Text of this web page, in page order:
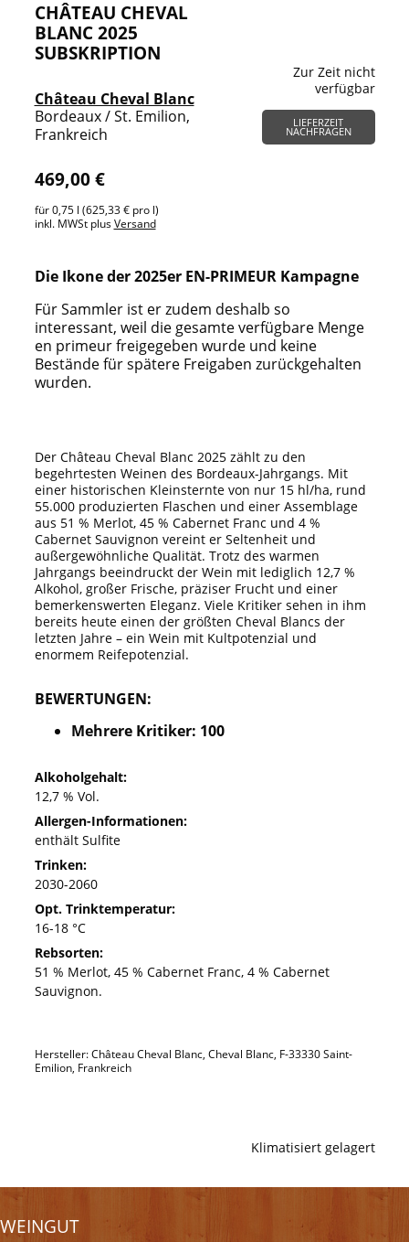
CHÂTEAU CHEVAL
BLANC 2025
SUBSKRIPTION
Château Cheval Blanc
Bordeaux / St. Emilion,
Frankreich
469,00 €
für 0,75 l (625,33 € pro l)
inkl. MWSt plusVersand
Zur Zeit nicht
verfügbar
LIEFERZEIT
NACHFRAGEN
Die Ikone der 2025er EN-PRIMEUR Kampagne
Für Sammler ist er zudem deshalb so
interessant, weil die gesamte verfügbare Menge
en primeur freigegeben wurde und keine
Bestände für spätere Freigaben zurückgehalten
wurden.
Der Château Cheval Blanc 2025 zählt zu den
begehrtesten Weinen des Bordeaux-Jahrgangs. Mit
einer historischen Kleinsternte von nur 15 hl/ha, rund
55.000 produzierten Flaschen und einer Assemblage
aus 51 % Merlot, 45 % Cabernet Franc und 4 %
Cabernet Sauvignon vereint er Seltenheit und
außergewöhnliche Qualität. Trotz des warmen
Jahrgangs beeindruckt der Wein mit lediglich 12,7 %
Alkohol, großer Frische, präziser Frucht und einer
bemerkenswerten Eleganz. Viele Kritiker sehen in ihm
bereits heute einen der größten Cheval Blancs der
letzten Jahre – ein Wein mit Kultpotenzial und
enormem Reifepotenzial.
BEWERTUNGEN:
Mehrere Kritiker: 100
Alkoholgehalt:
12,7 % Vol.
Allergen-Informationen:
enthält Sulfite
Trinken:
2030-2060
Opt. Trinktemperatur:
16-18 °C
Rebsorten:
51 % Merlot, 45 % Cabernet Franc, 4 % Cabernet
Sauvignon.
Hersteller: Château Cheval Blanc, Cheval Blanc, F-33330 Saint-
Emilion, Frankreich
Klimatisiert gelagert
WEINGUT